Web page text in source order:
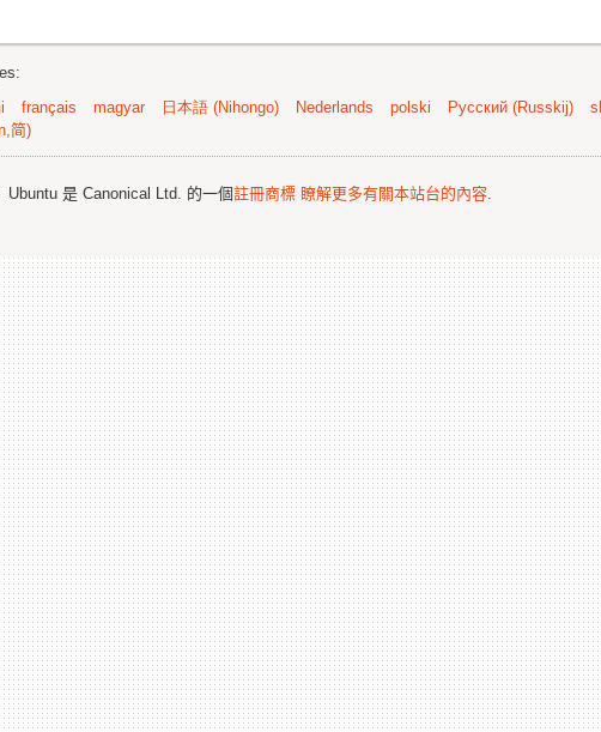
français magyar 日本語 (Nihongo) Nederlands polski Русский (Russkij)
简)
Ubuntu 是 Canonical Ltd. 的一個註冊商標 瞭解更多有關本站台的內容.